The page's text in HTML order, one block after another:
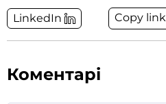
LinkedIn Copy link
Коментарі